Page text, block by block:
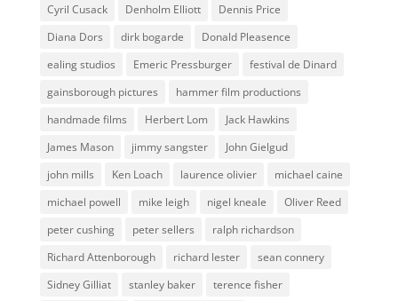
Cyril Cusack
Denholm Elliott
Dennis Price
Diana Dors
dirk bogarde
Donald Pleasence
ealing studios
Emeric Pressburger
festival de Dinard
gainsborough pictures
hammer film productions
handmade films
Herbert Lom
Jack Hawkins
James Mason
jimmy sangster
John Gielgud
john mills
Ken Loach laurence olivier
michael caine
michael powell
mike leigh nigel kneale
Oliver Reed
peter cushing
peter sellers
ralph richardson
Richard Attenborough
richard lester
sean connery
Sidney Gilliat
stanley baker
terence fisher